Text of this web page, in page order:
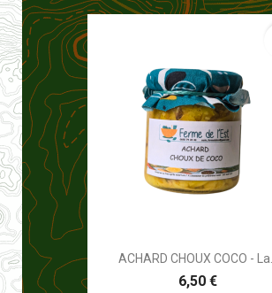
ACHARD CHOUX COCO - La...
6,50 €